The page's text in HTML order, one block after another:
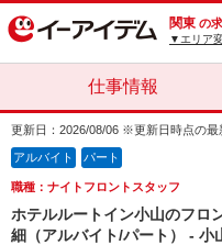
関東 の
▼エリア
仕事情報
更新日：2026/08/06 ※更新日時点の最
アルバイト パート
職種：ナイトフロントスタッフ
ホテルルートイン小山のフロ
細（アルバイト/パート） - 小